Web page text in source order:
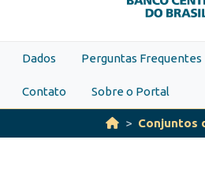
Dados Perguntas Frequentes
Contato Sobre o Portal
Conjuntos